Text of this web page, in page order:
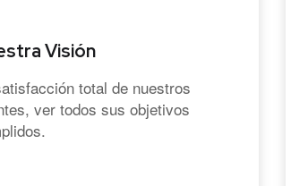
Visión
total de nuestros
ver todos sus objetivos